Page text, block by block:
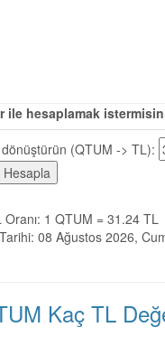
ile hesaplamak
(QTUM -> TL):
1 QTUM = 31.24 TL
08 Ağustos 2026,
Kaç TL